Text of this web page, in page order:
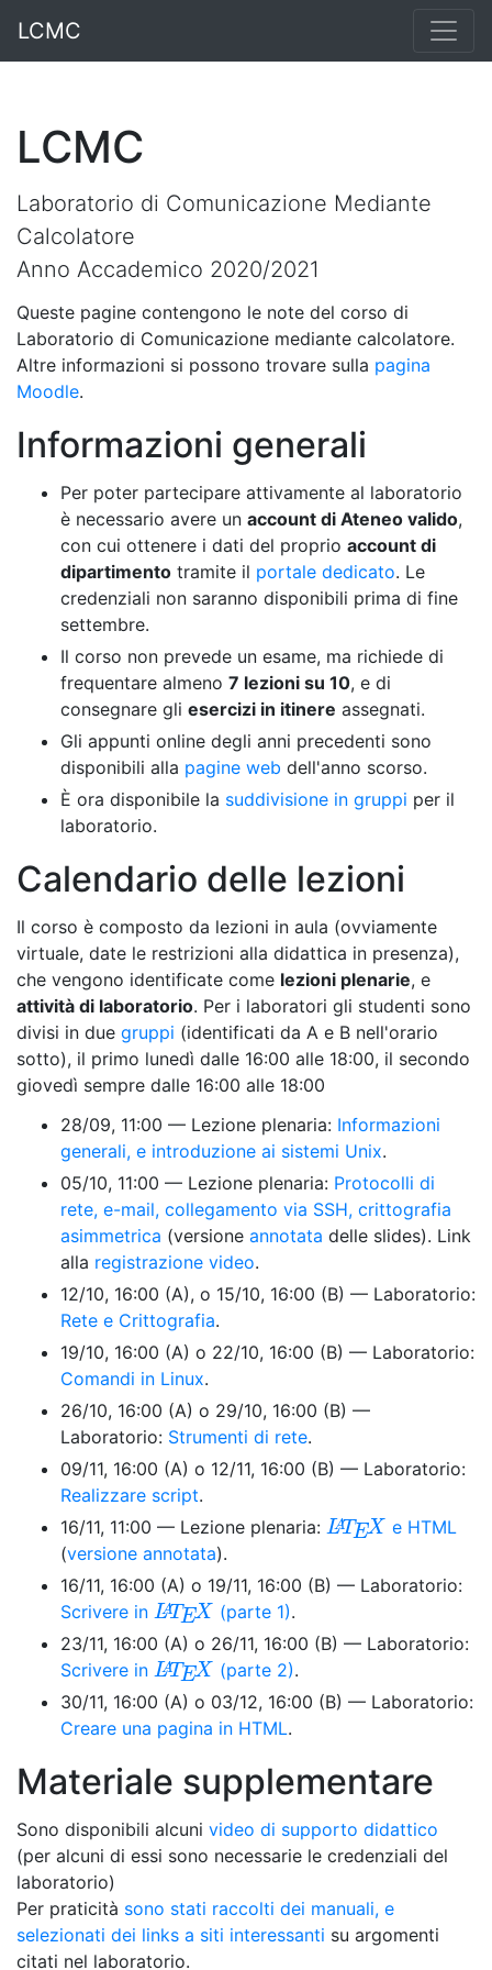
LCMC
LCMC
Laboratorio di Comunicazione Mediante
Calcolatore
Anno Accademico 2020/2021
Queste pagine contengono le note del corso di
Laboratorio di Comunicazione mediante calcolatore.
Altre informazioni si possono trovare sulla pagina
Moodle.
Informazioni generali
Per poter partecipare attivamente al laboratorio
è necessario avere un account di Ateneo valido,
con cui ottenere i dati del proprio account di
dipartimento tramite il portale dedicato. Le
credenziali non saranno disponibili prima di fine
settembre.
Il corso non prevede un esame, ma richiede di
frequentare almeno 7 lezioni su 10, e di
consegnare gli esercizi in itinere assegnati.
Gli appunti online degli anni precedenti sono
disponibili alla pagine web dell'anno scorso.
È ora disponibile la suddivisione in gruppi per il
laboratorio.
Calendario delle lezioni
Il corso è composto da lezioni in aula (ovviamente
virtuale, date le restrizioni alla didattica in presenza),
che vengono identificate come lezioni plenarie, e
attività di laboratorio. Per i laboratori gli studenti sono
divisi in due gruppi (identificati da A e B nell'orario
sotto), il primo lunedì dalle 16:00 alle 18:00, il secondo
giovedì sempre dalle 16:00 alle 18:00
28/09, 11:00 — Lezione plenaria: Informazioni
generali, e introduzione ai sistemi Unix.
05/10, 11:00 — Lezione plenaria: Protocolli di
rete, e-mail, collegamento via SSH, crittografia
asimmetrica (versione annotata delle slides). Link
alla registrazione video.
12/10, 16:00 (A), o 15/10, 16:00 (B) — Laboratorio:
Rete e Crittografia.
19/10, 16:00 (A) o 22/10, 16:00 (B) — Laboratorio:
Comandi in Linux.
26/10, 16:00 (A) o 29/10, 16:00 (B) —
Laboratorio: Strumenti di rete.
09/11, 16:00 (A) o 12/11, 16:00 (B) — Laboratorio:
Realizzare script.
16/11, 11:00 — Lezione plenaria: LATEX
LATEX e HTML
(versione annotata).
16/11, 16:00 (A) o 19/11, 16:00 (B) — Laboratorio:
Scrivere in LATEX
LATEX (parte 1).
23/11, 16:00 (A) o 26/11, 16:00 (B) — Laboratorio:
Scrivere in LATEX
LATEX (parte 2).
30/11, 16:00 (A) o 03/12, 16:00 (B) — Laboratorio:
Creare una pagina in HTML.
Materiale supplementare
Sono disponibili alcuni video di supporto didattico
(per alcuni di essi sono necessarie le credenziali del
laboratorio)
Per praticità sono stati raccolti dei manuali, e
selezionati dei links a siti interessanti su argomenti
citati nel laboratorio.